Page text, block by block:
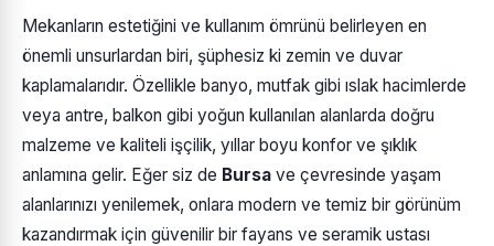
Mekanların estetiğini ve kullanım ömrünü belirleyen en
önemli unsurlardan biri, şüphesiz ki zemin ve duvar
kaplamalarıdır. Özellikle banyo, mutfak gibi ıslak hacimlerde
veya antre, balkon gibi yoğun kullanılan alanlarda doğru
malzeme ve kaliteli işçilik, yıllar boyu konfor ve şıklık
anlamına gelir. Eğer siz de Bursa ve çevresinde yaşam
alanlarınızı yenilemek, onlara modern ve temiz bir görünüm
kazandırmak için güvenilir bir fayans ve seramik ustası